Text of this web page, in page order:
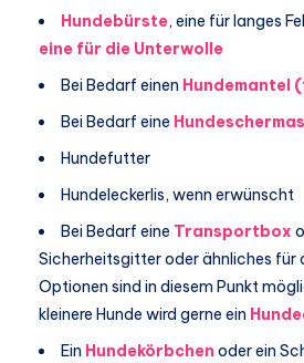
Hundebürste, eine für langes
eine für die Unterwolle
Bei Bedarf einen Hundemantel
Bei Bedarf eine
Hundefutter
Hundeleckerlis, wenn erwünscht
Bei Bedarf eine Transportbox
Sicherheitsgitter oder ähnliches für
Optionen sind in diesem Punkt
kleinere Hunde wird gerne ein
Ein Hundekörbchen oder ein